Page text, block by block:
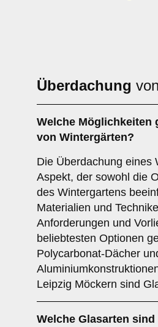
Überdachung
Welche
von Wintergärten?
Die Überdachung eines
Aspekt, der sowohl die
des Wintergartens
Materialien und
Anforderungen und
beliebtesten Optionen
Polycarbonat-Dächer
Leipzig Möckern sind
Welche Glasarten sind